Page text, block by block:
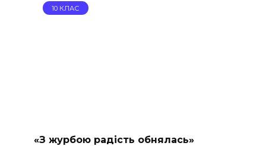
10 КЛАС
«З журбою радість обнялась»